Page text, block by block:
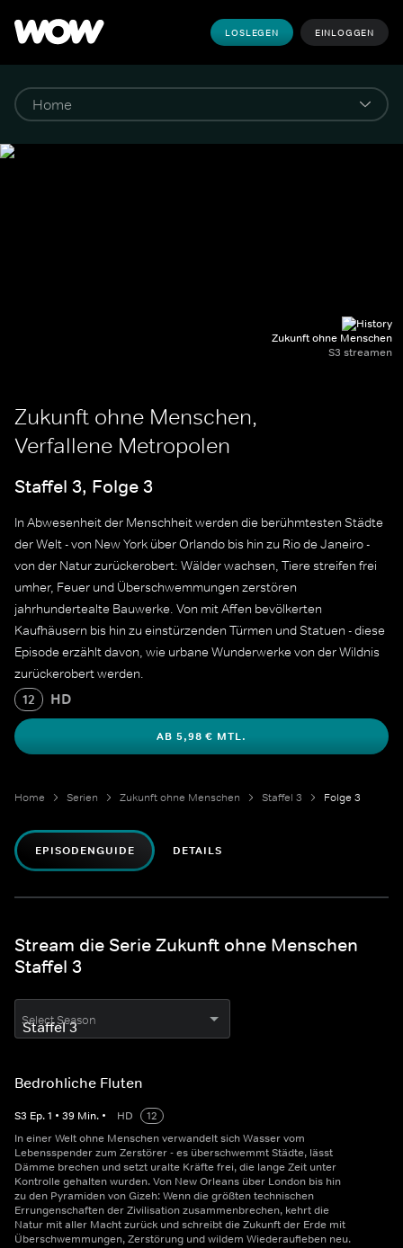
LOSLEGEN EINLOGGEN
Zukunft ohne Menschen
S3 streamen
Zukunft ohne Menschen,
Verfallene Metropolen
Staffel 3, Folge 3
In Abwesenheit der Menschheit werden die berühmtesten Städte
der Welt - von New York über Orlando bis hin zu Rio de Janeiro -
von der Natur zurückerobert: Wälder wachsen, Tiere streifen frei
umher, Feuer und Überschwemmungen zerstören
jahrhundertealte Bauwerke. Von mit Affen bevölkerten
Kaufhäusern bis hin zu einstürzenden Türmen und Statuen - diese
Episode erzählt davon, wie urbane Wunderwerke von der Wildnis
zurückerobert werden.
12
HD
AB 5,98 € MTL.
Home Serien Zukunft ohne Menschen Staffel 3 Folge 3
EPISODENGUIDE DETAILS
Stream die Serie Zukunft ohne Menschen
Staffel 3
Select Season
Bedrohliche Fluten
S3 Ep.1 • 39 Min. • HD
12
In einer Welt ohne Menschen verwandelt sich Wasser vom
Lebensspender zum Zerstörer - es überschwemmt Städte, lässt
Dämme brechen und setzt uralte Kräfte frei, die lange Zeit unter
Kontrolle gehalten wurden. Von New Orleans über London bis hin
zu den Pyramiden von Gizeh: Wenn die größten technischen
Errungenschaften der Zivilisation zusammenbrechen, kehrt die
Natur mit aller Macht zurück und schreibt die Zukunft der Erde mit
Überschwemmungen, Zerstörung und wildem Wiederaufleben neu.